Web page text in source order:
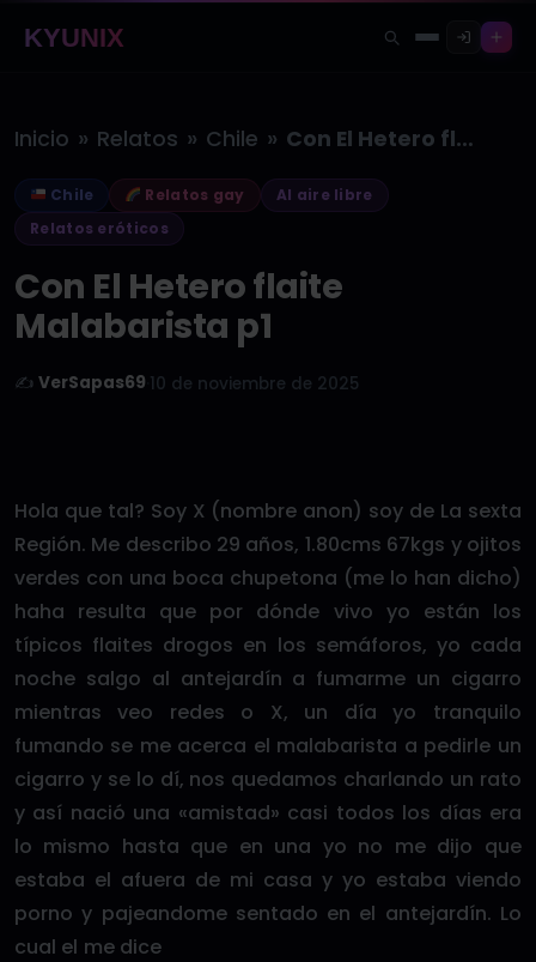
KYUNIX
Inicio » Relatos » Chile » Con El Hetero flaite Malabarista p1
Chile Relatos gay
Al aire libre
Relatos eróticos
Con El Hetero flaite
Malabarista p1
✍️ VerSapas69 10 de noviembre de 2025
Hola que tal? Soy X (nombre anon) soy de La sexta
Región. Me describo 29 años, 1.80cms 67kgs y ojitos
verdes con una boca chupetona (me lo han dicho)
haha resulta que por dónde vivo yo están los
típicos flaites drogos en los semáforos, yo cada
noche salgo al antejardín a fumarme un cigarro
mientras veo redes o X, un día yo tranquilo
fumando se me acerca el malabarista a pedirle un
cigarro y se lo dí, nos quedamos charlando un rato
y así nació una «amistad» casi todos los días era
lo mismo hasta que en una yo no me dijo que
estaba el afuera de mi casa y yo estaba viendo
porno y pajeandome sentado en el antejardín. Lo
cual el me dice